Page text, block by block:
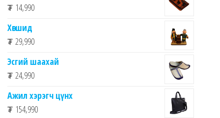
₮ 14,990
Хөгшид
₮ 29,990
Эсгий шаахай
₮ 24,990
Ажил хэрэгч цүнх
₮ 154,990